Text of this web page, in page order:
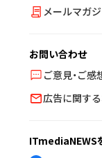
メールマガ
お問い合わせ
ご意見・ご感
広告に関す
ITmediaNEWS